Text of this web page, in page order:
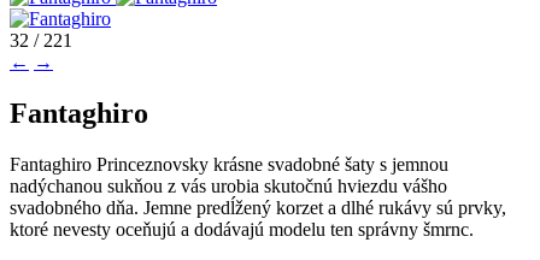
32 / 221
← →
Fantaghiro
Fantaghiro Princeznovsky krásne svadobné šaty s jemnou
nadýchanou sukňou z vás urobia skutočnú hviezdu vášho
svadobného dňa. Jemne predĺžený korzet a dlhé rukávy sú prvky,
ktoré nevesty oceňujú a dodávajú modelu ten správny šmrnc.